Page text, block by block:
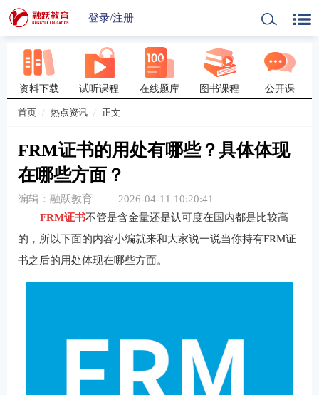
登录/注册
资料下载 试听课程 在线题库 图书课程 公开课
首页 热点资讯 正文
FRM证书的用处有哪些？具体体现
在哪些方面？
编辑：融跃教育
2026-04-11 10:20:41
FRM证书不管是含金量还是认可度在国内都是比较高
的，所以下面的内容小编就来和大家说一说当你持有FRM证
书之后的用处体现在哪些方面。